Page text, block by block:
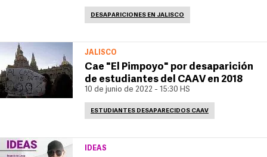
DESAPARICIONES EN JALISCO
JALISCO
Cae "El Pimpoyo" por desaparición
de estudiantes del CAAV en 2018
10 de junio de 2022 - 15:30 HS
ESTUDIANTES DESAPARECIDOS CAAV
IDEAS